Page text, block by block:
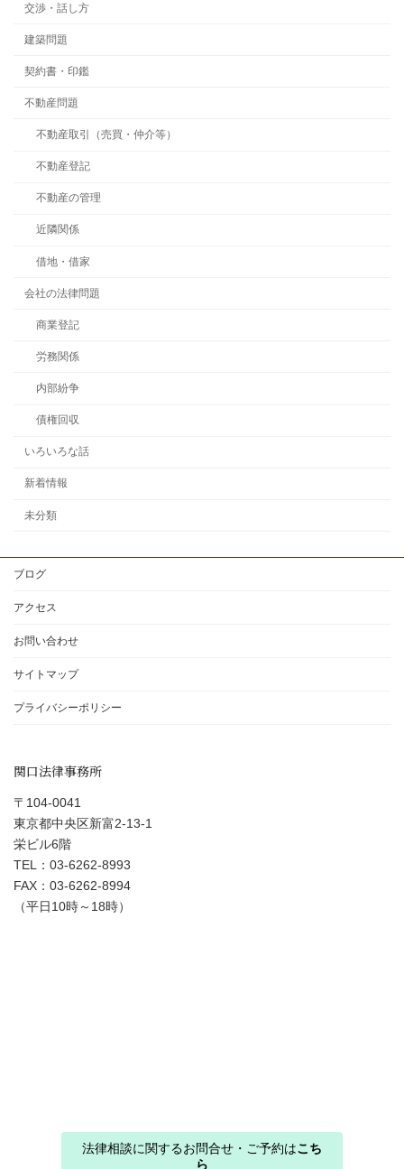
交渉・話し方
建築問題
契約書・印鑑
不動産問題
不動産取引（売買・仲介等）
不動産登記
不動産の管理
近隣関係
借地・借家
会社の法律問題
商業登記
労務関係
内部紛争
債権回収
いろいろな話
新着情報
未分類
ブログ
アクセス
お問い合わせ
サイトマップ
プライバシーポリシー
関口法律事務所
〒104-0041
東京都中央区新富2-13-1
栄ビル6階
TEL：03-6262-8993
FAX：03-6262-8994
（平日10時～18時）
法律相談に関するお問合せ・ご予約はこち
ら